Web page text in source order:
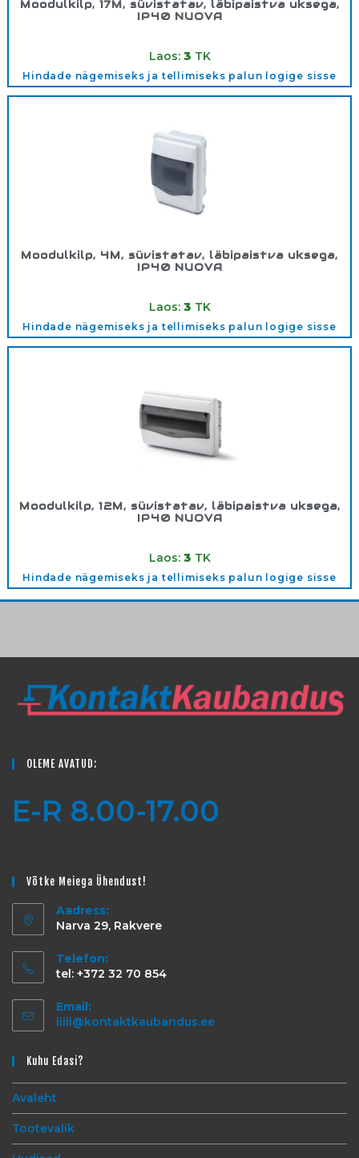
Moodulkilp, 17M, süvistatav, läbipaistva uksega,
IP40 NUOVA
Laos: 3 TK
Hindade nägemiseks ja tellimiseks palun logige sisse
Moodulkilp, 4M, süvistatav, läbipaistva uksega,
IP40 NUOVA
Laos: 3 TK
Hindade nägemiseks ja tellimiseks palun logige sisse
Moodulkilp, 12M, süvistatav, läbipaistva uksega,
IP40 NUOVA
Laos: 3 TK
Hindade nägemiseks ja tellimiseks palun logige sisse
OLEME AVATUD:
E-R 8.00-17.00
Võtke Meiega Ühendust!
Aadress:
Narva 29, Rakvere
Telefon:
tel: +372 32 70 854
Email:
liili@kontaktkaubandus.ee
Kuhu Edasi?
Avaleht
Tootevalik